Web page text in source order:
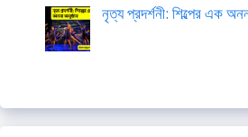
নৃত্য প্রদর্শনী: শিল্পের এক